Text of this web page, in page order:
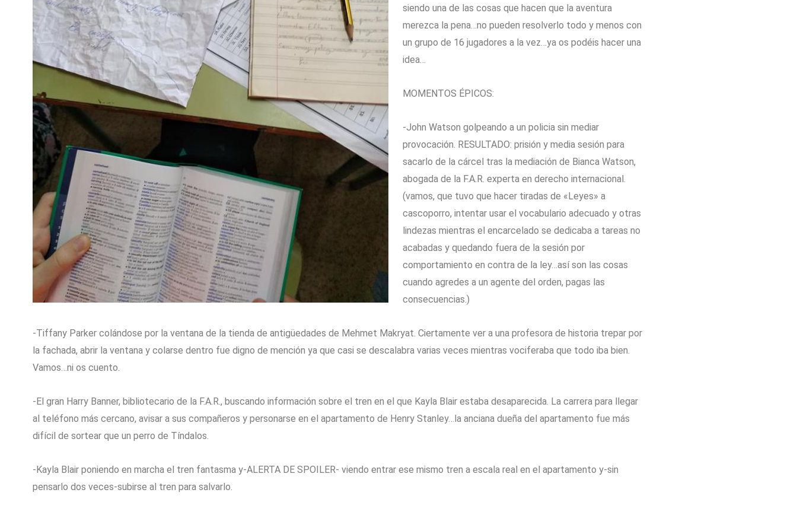
siendo una de las cosas que hacen que la aventura
merezca la pena…no pueden resolverlo todo y menos con
un grupo de 16 jugadores a la vez…ya os podéis hacer una
idea…
MOMENTOS ÉPICOS:
-John Watson golpeando a un policia sin mediar
provocación. RESULTADO: prisión y media sesión para
sacarlo de la cárcel tras la mediación de Bianca Watson,
abogada de la F.A.R. experta en derecho internacional.
(vamos, que tuvo que hacer tiradas de «Leyes» a
cascoporro, intentar usar el vocabulario adecuado y otras
lindezas mientras el encarcelado se dedicaba a tareas no
acabadas y quedando fuera de la sesión por
comportamiento en contra de la ley…así son las cosas
cuando agredes a un agente del orden, pagas las
consecuencias.)
-Tiffany Parker colándose por la ventana de la tienda de antigüedades de Mehmet Makryat. Ciertamente ver a una profesora de historia trepar por
la fachada, abrir la ventana y colarse dentro fue digno de mención ya que casi se descalabra varias veces mientras vociferaba que todo iba bien.
Vamos…ni os cuento.
-El gran Harry Banner, bibliotecario de la F.A.R., buscando información sobre el tren en el que Kayla Blair estaba desaparecida. La carrera para llegar
al teléfono más cercano, avisar a sus compañeros y personarse en el apartamento de Henry Stanley…la anciana dueña del apartamento fue más
difícil de sortear que un perro de Tíndalos.
-Kayla Blair poniendo en marcha el tren fantasma y-ALERTA DE SPOILER- viendo entrar ese mismo tren a escala real en el apartamento y-sin
pensarlo dos veces-subirse al tren para salvarlo.